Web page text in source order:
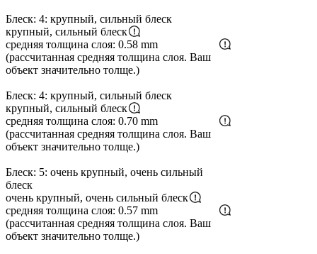
Блеск: 4: крупный, сильный блеск
крупный, сильный блеск
средняя толщина слоя: 0.58 mm
(рассчитанная средняя толщина слоя. Ваш
объект значительно толще.)
Блеск: 4: крупный, сильный блеск
крупный, сильный блеск
средняя толщина слоя: 0.70 mm
(рассчитанная средняя толщина слоя. Ваш
объект значительно толще.)
Блеск: 5: очень крупный, очень сильный
блеск
очень крупный, очень сильный блеск
средняя толщина слоя: 0.57 mm
(рассчитанная средняя толщина слоя. Ваш
объект значительно толще.)